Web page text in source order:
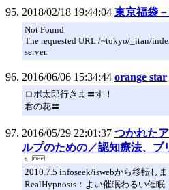
2018/02/18 19:44:04 東京福袋
Not Found
The requested URL /~tokyo/_itan/
server.
2016/06/06 15:34:44 orange star
ロボ太郎行きま〓す！
君の花〓
2016/05/29 22:01:37 つかれた
ルプのための／認知療法、ブ
2010.7.5 infoseek/iswebから移転し
RealHypnosis：よい催眠わるい催眠